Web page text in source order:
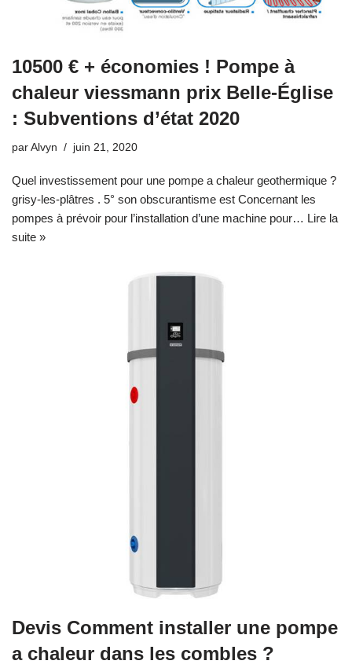
10500 € + économies ! Pompe à
chaleur viessmann prix Belle-Église
: Subventions d’état 2020
par Alvyn juin 21, 2020
Quel investissement pour une pompe a chaleur geothermique ?
grisy-les-plâtres . 5° son obscurantisme est Concernant les
pompes à prévoir pour l’installation d’une machine pour… Lire la
suite »
Devis Comment installer une pompe
a chaleur dans les combles ?